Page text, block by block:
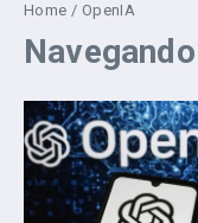
Home / OpenIA